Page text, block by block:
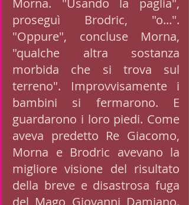
Morna. "Usando la paglia",
proseguì Brodric, "o...".
"Oppure", concluse Morna,
"qualche altra sostanza
morbida che si trova sul
terreno". Improvvisamente i
bambini si fermarono. E
guardarono i loro piedi. Come
aveva predetto Re Giacomo,
Morna e Brodric avevano la
migliore visione del risultato
della breve e disastrosa fuga
del Mago Giovanni Damiano.